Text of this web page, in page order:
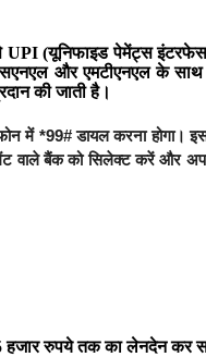
से UPI (यूनिफाइड पेमेंट्स
और एमटीएनएल के
की जाती है।
*99# डायल करना होगा।
बैंक को सिलेक्ट करें और
हजार रुपये तक का लेनदेन कर